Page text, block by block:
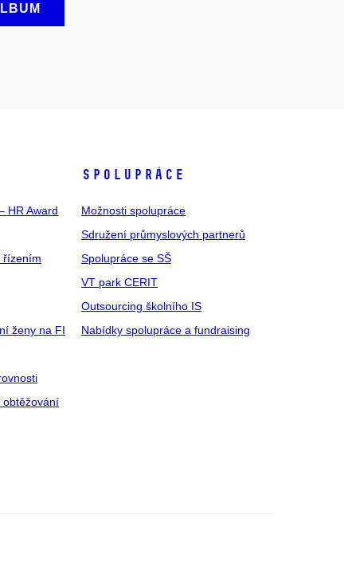
HR Award
řízením
ženy na FI
obtěžování
SPOLUPRÁCE
Možnosti spolupráce
Sdružení průmyslových partnerů
Spolupráce se SŠ
VT park CERIT
Outsourcing školního IS
Nabídky spolupráce a fundraising